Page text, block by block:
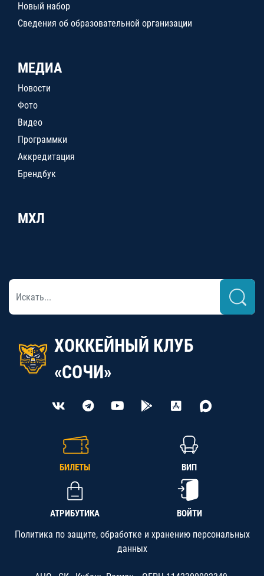
Новый набор
Сведения об образовательной организации
МЕДИА
Новости
Фото
Видео
Программки
Аккредитация
Брендбук
МХЛ
ХОККЕЙНЫЙ КЛУБ
«СОЧИ»
БИЛЕТЫ ВИП
АТРИБУТИКА ВОЙТИ
Политика по защите, обработке и хранению персональных
данных